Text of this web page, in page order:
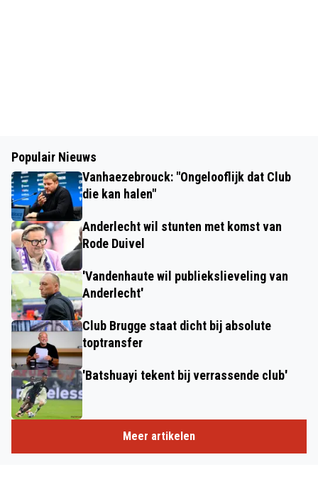
Populair Nieuws
Vanhaezebrouck: "Ongelooflijk dat Club
die kan halen"
Anderlecht wil stunten met komst van
Rode Duivel
'Vandenhaute wil publiekslieveling van
Anderlecht'
Club Brugge staat dicht bij absolute
toptransfer
'Batshuayi tekent bij verrassende club'
Meer artikelen